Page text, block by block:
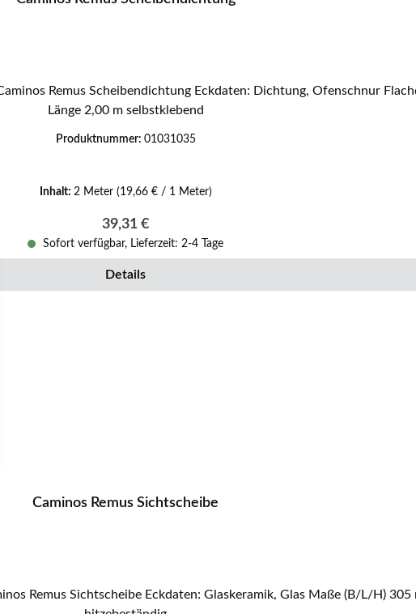
Länge 2,00 m selbstklebend
Produktnummer: 01031035
Inhalt: 2 Meter (19,66 € / 1 Meter)
Regulärer Preis:
39,31 €
Sofort verfügbar, Lieferzeit: 2-4 Tage
Details
Caminos Remus Sichtscheibe